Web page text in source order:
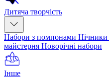
Дитяча творчість
Набори з помпонами Нічники
майстерня Новорічні набори
Інше